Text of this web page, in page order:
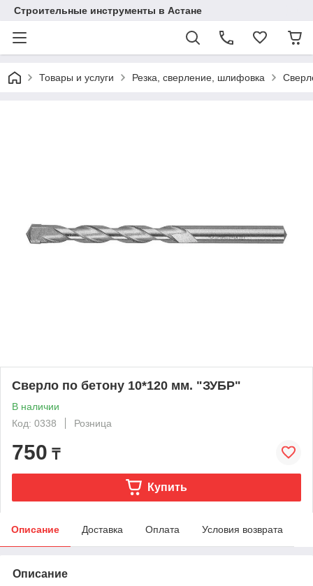
Строительные инструменты в Астане
Товары и услуги Резка, сверление, шлифовка
Сверло по бетону 10*120 мм. "ЗУБР"
В наличии
Код: 0338
Розница
750 ₸
Купить
Описание Доставка Оплата Условия возврата
Описание